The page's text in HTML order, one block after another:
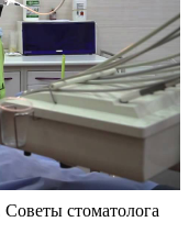
Советы стоматолога